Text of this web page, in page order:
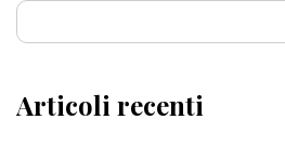
Articoli recenti